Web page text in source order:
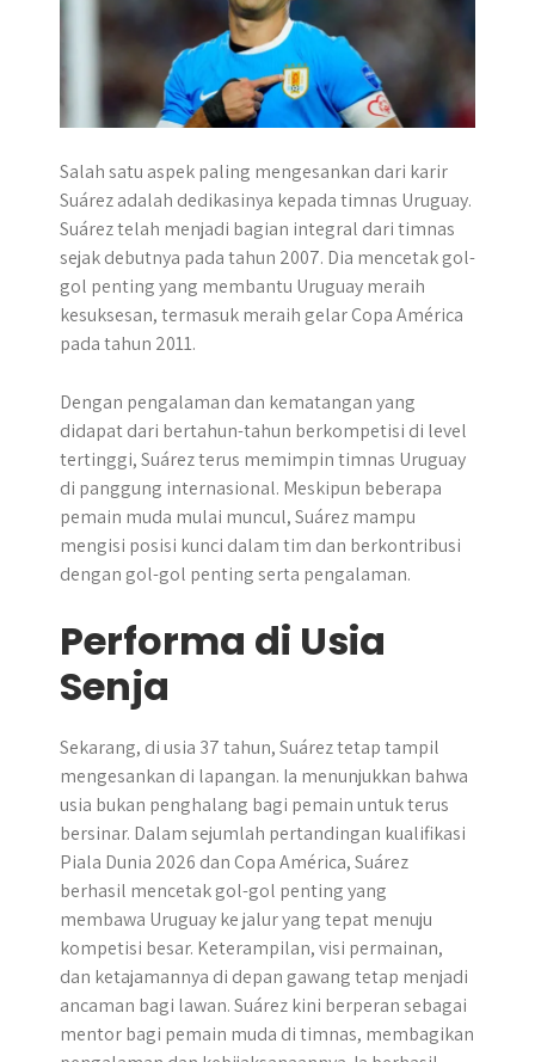
Salah satu aspek paling mengesankan dari karir
Suárez adalah dedikasinya kepada timnas Uruguay.
Suárez telah menjadi bagian integral dari timnas
sejak debutnya pada tahun 2007. Dia mencetak gol-
gol penting yang membantu Uruguay meraih
kesuksesan, termasuk meraih gelar Copa América
pada tahun 2011.
Dengan pengalaman dan kematangan yang
didapat dari bertahun-tahun berkompetisi di level
tertinggi, Suárez terus memimpin timnas Uruguay
di panggung internasional. Meskipun beberapa
pemain muda mulai muncul, Suárez mampu
mengisi posisi kunci dalam tim dan berkontribusi
dengan gol-gol penting serta pengalaman.
Performa di Usia
Senja
Sekarang, di usia 37 tahun, Suárez tetap tampil
mengesankan di lapangan. Ia menunjukkan bahwa
usia bukan penghalang bagi pemain untuk terus
bersinar. Dalam sejumlah pertandingan kualifikasi
Piala Dunia 2026 dan Copa América, Suárez
berhasil mencetak gol-gol penting yang
membawa Uruguay ke jalur yang tepat menuju
kompetisi besar. Keterampilan, visi permainan,
dan ketajamannya di depan gawang tetap menjadi
ancaman bagi lawan. Suárez kini berperan sebagai
mentor bagi pemain muda di timnas, membagikan